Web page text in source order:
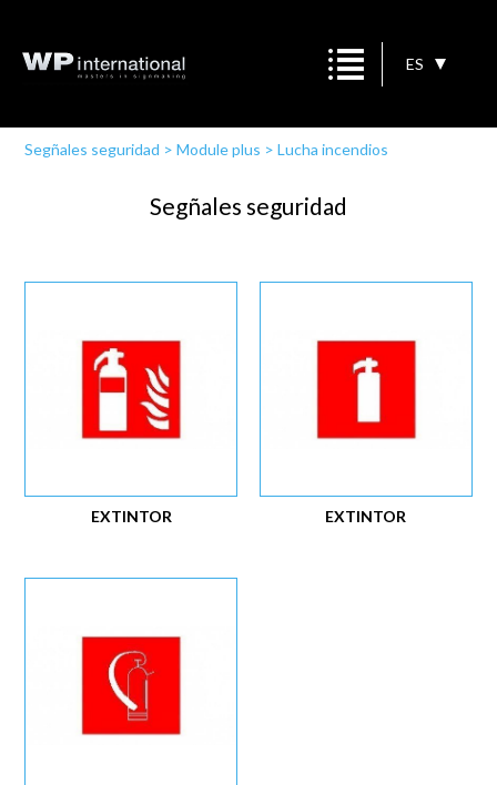
ES
Segñales seguridad >Module plus >Lucha incendios
Segñales seguridad
EXTINTOR EXTINTOR